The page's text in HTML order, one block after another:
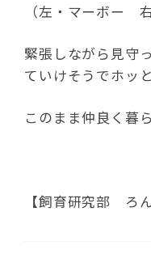
（左・マーボー
緊張しながら見守
ていけそうでホッ
このまま仲良く暮
【飼育研究部 ろん